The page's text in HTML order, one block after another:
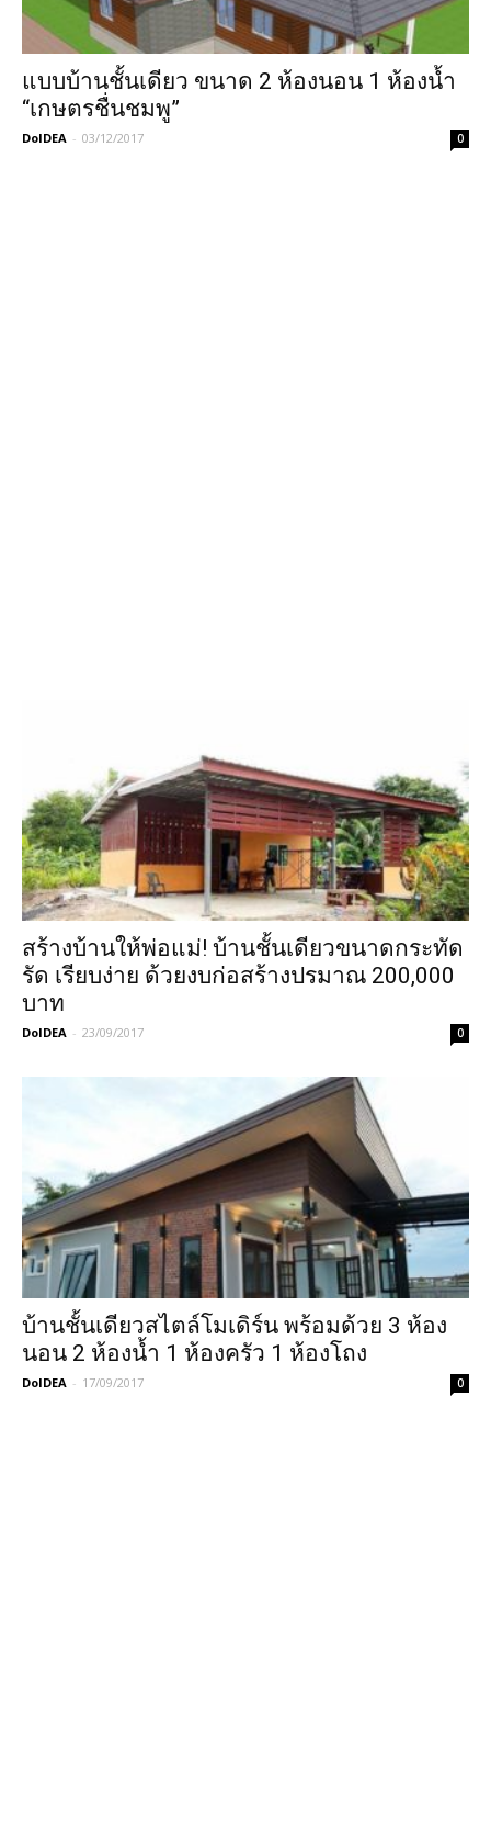
แบบบ้านชั้นเดียว ขนาด 2 ห้องนอน 1 ห้องน้ำ
“เกษตรชื่นชมพู”
DoIDEA - 03/12/2017 0
สร้างบ้านให้พ่อแม่! บ้านชั้นเดียวขนาดกระทัด
รัด เรียบง่าย ด้วยงบก่อสร้างปรมาณ 200,000
บาท
DoIDEA - 23/09/2017 0
บ้านชั้นเดียวสไตล์โมเดิร์น พร้อมด้วย 3 ห้อง
นอน 2 ห้องน้ำ 1 ห้องครัว 1 ห้องโถง
DoIDEA - 17/09/2017 0